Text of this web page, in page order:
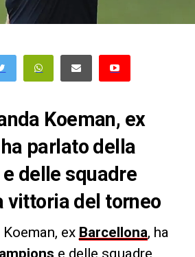
Koeman, ex
parlato della
delle squadre
vittoria del torneo
Koeman, ex Barcellona, ha
e delle squadre